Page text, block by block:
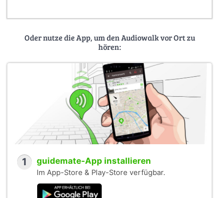
Oder nutze die App, um den Audiowalk vor Ort zu
hören:
1 guidemate-App installieren
Im App-Store & Play-Store verfügbar.